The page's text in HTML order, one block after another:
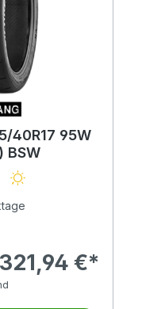
40R17 95W
BSW
321,94 €*